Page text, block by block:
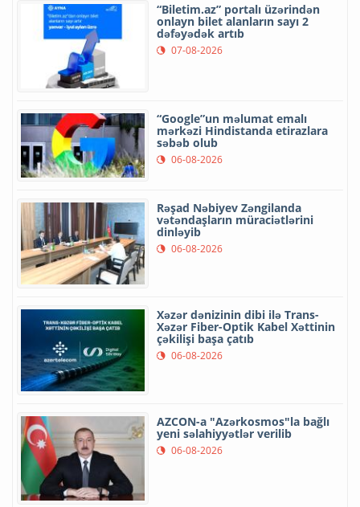
“Biletim.az” portalı üzərindən
onlayn bilet alanların sayı 2
dəfəyədək artıb
07-08-2026
“Google”un məlumat emalı
mərkəzi Hindistanda etirazlara
səbəb olub
06-08-2026
Rəşad Nəbiyev Zəngilanda
vətəndaşların müraciətlərini
dinləyib
06-08-2026
Xəzər dənizinin dibi ilə Trans-
Xəzər Fiber-Optik Kabel Xəttinin
çəkilişi başa çatıb
06-08-2026
AZCON-a "Azərkosmos"la bağlı
yeni səlahiyyətlər verilib
06-08-2026